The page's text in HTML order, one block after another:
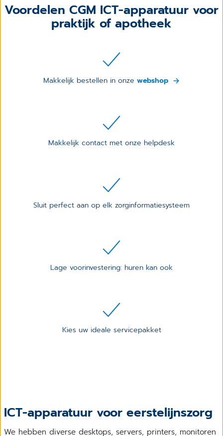
Voordelen CGM ICT-apparatuur voor
praktijk of apotheek
Makkelijk bestellen in onze webshop
Makkelijk contact met onze helpdesk
Sluit perfect aan op elk zorginformatiesysteem
Lage voorinvestering: huren kan ook
Kies uw ideale servicepakket
ICT-apparatuur voor eerstelijnszorg
We hebben diverse desktops, servers, printers, monitoren